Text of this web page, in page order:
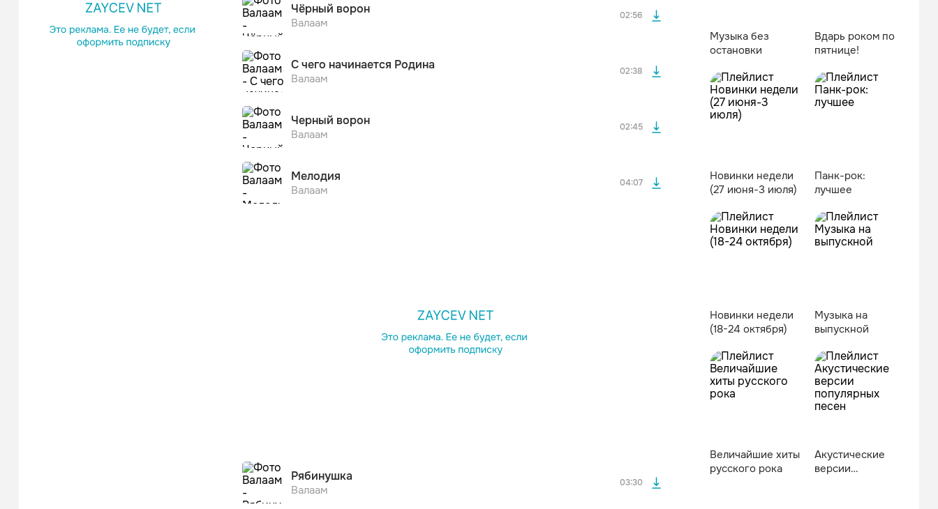
Чёрный ворон
Валаам
02:56
С чего начинается Родина
Валаам
02:38
Черный ворон
Валаам
02:45
Мелодия
Валаам
04:07
Рябинушка
Валаам
03:30
Музыка без
остановки
Вдарь роком по
пятнице!
Новинки недели
(27 июня-3 июля)
Панк-рок:
лучшее
Новинки недели
(18-24 октября)
Музыка на
выпускной
Величайшие хиты
русского рока
Акустические
версии